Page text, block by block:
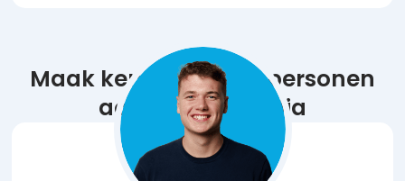
Maak kennis met de personen
achter MHS Media